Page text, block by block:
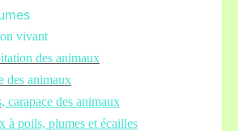
s
vivant
des animaux
des animaux
carapace des animaux
à poils, plumes et écailles